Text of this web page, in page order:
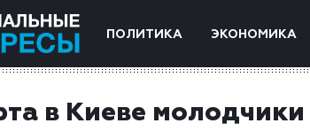
ПОЛИТИКА ЭКОНОМИКА
в Киеве